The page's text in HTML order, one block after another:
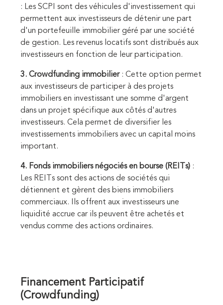
: Les SCPI sont des véhicules d'investissement qui
permettent aux investisseurs de détenir une part
d'un portefeuille immobilier géré par une société
de gestion. Les revenus locatifs sont distribués aux
investisseurs en fonction de leur participation.
3. Crowdfunding immobilier: Cette option permet
aux investisseurs de participer à des projets
immobiliers en investissant une somme d'argent
dans un projet spécifique aux côtés d'autres
investisseurs. Cela permet de diversifier les
investissements immobiliers avec un capital moins
important.
4. Fonds immobiliers négociés en bourse (REITs) :
Les REITs sont des actions de sociétés qui
détiennent et gèrent des biens immobiliers
commerciaux. Ils offrent aux investisseurs une
liquidité accrue car ils peuvent être achetés et
vendus comme des actions ordinaires.
Financement Participatif
(Crowdfunding)